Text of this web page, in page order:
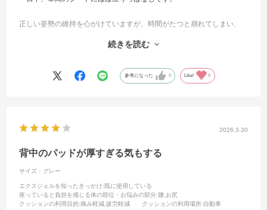
正しい姿勢の維持を心がけていますが、時間がたつと崩れてしまい、
こちらの商品を使用してみたところ、まだ使用期間は短いですがかな
続きを読む
参考になった 0 Like! 0
2026.3.30
背中のパッドが厚すぎる気もする
サイズ：グレー
エクスジェルを知ったきっかけ:既に使用している
座っていると負担を感じる体の部位・お悩みの部分:腰,お尻
クッションの利用目的:痛み軽減,疲労軽減 クッションの利用場所:自動車